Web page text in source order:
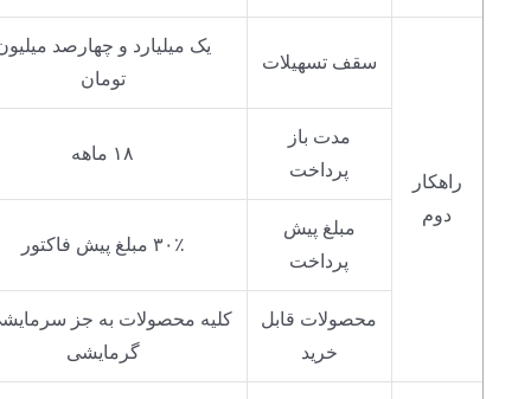
راهکار
دوم
سقف تسهیلات
یک میلیارد و چهارصد
تومان
مدت باز
پرداخت
۱۸ ماهه
مبلغ پیش
پرداخت
۳۰٪ مبلغ پیش فاکتور
محصولات قابل
خرید
کلیه محصولات به جز
گرمایشی